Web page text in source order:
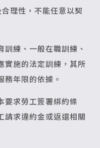
理性，不能任意以契
練、一般在職訓練、
實施的法定訓練，其所
務年限的依據。
要求勞工簽署綁約條
請求違約金或返還相關